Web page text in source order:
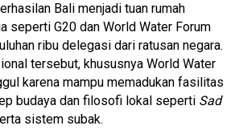
Bali menjadi tuan rumah
seperti G20 dan World Water Forum
ribu delegasi dari ratusan negara.
tersebut, khususnya World Water
karena mampu memadukan fasilitas
budaya dan filosofi lokal seperti Sad
sistem subak.